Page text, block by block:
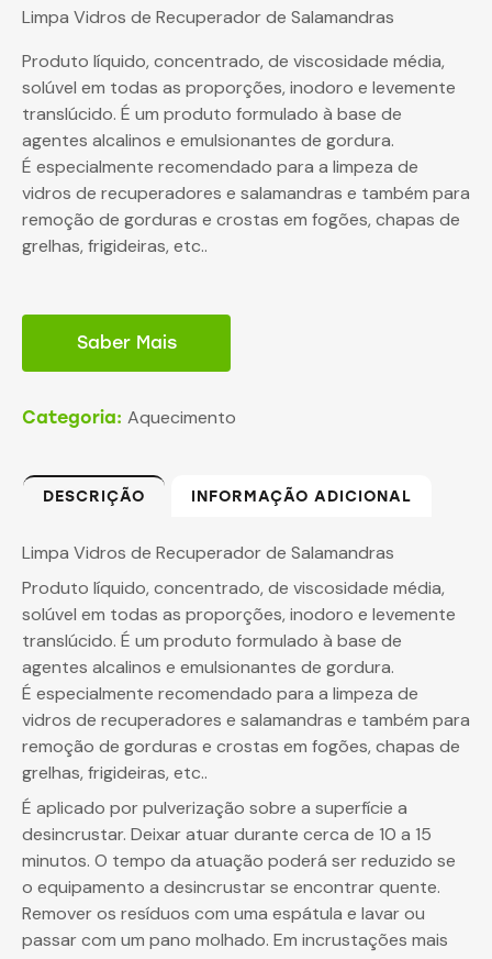
Limpa Vidros de Recuperador de Salamandras
Produto líquido, concentrado, de viscosidade média,
solúvel em todas as proporções, inodoro e levemente
translúcido. É um produto formulado à base de
agentes alcalinos e emulsionantes de gordura.
É especialmente recomendado para a limpeza de
vidros de recuperadores e salamandras e também para
remoção de gorduras e crostas em fogões, chapas de
grelhas, frigideiras, etc..
Saber Mais
Categoria: Aquecimento
DESCRIÇÃO INFORMAÇÃO ADICIONAL
Limpa Vidros de Recuperador de Salamandras
Produto líquido, concentrado, de viscosidade média,
solúvel em todas as proporções, inodoro e levemente
translúcido. É um produto formulado à base de
agentes alcalinos e emulsionantes de gordura.
É especialmente recomendado para a limpeza de
vidros de recuperadores e salamandras e também para
remoção de gorduras e crostas em fogões, chapas de
grelhas, frigideiras, etc..
É aplicado por pulverização sobre a superfície a
desincrustar. Deixar atuar durante cerca de 10 a 15
minutos. O tempo da atuação poderá ser reduzido se
o equipamento a desincrustar se encontrar quente.
Remover os resíduos com uma espátula e lavar ou
passar com um pano molhado. Em incrustações mais